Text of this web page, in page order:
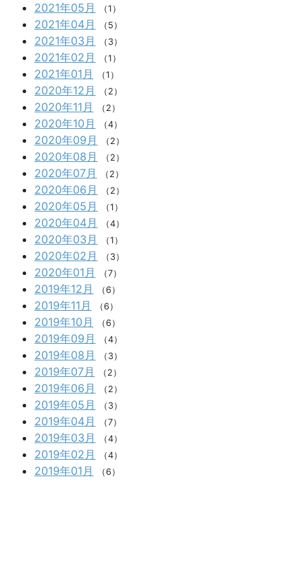
2021年05月 （1）
2021年04月 （5）
2021年03月 （3）
2021年02月 （1）
2021年01月 （1）
2020年12月 （2）
2020年11月 （2）
2020年10月 （4）
2020年09月 （2）
2020年08月 （2）
2020年07月 （2）
2020年06月 （2）
2020年05月 （1）
2020年04月 （4）
2020年03月 （1）
2020年02月 （3）
2020年01月 （7）
2019年12月 （6）
2019年11月 （6）
2019年10月 （6）
2019年09月 （4）
2019年08月 （3）
2019年07月 （2）
2019年06月 （2）
2019年05月 （3）
2019年04月 （7）
2019年03月 （4）
2019年02月 （4）
2019年01月 （6）